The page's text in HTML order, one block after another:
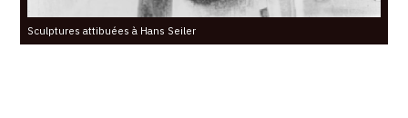
Sculptures attibuées à Hans Seiler